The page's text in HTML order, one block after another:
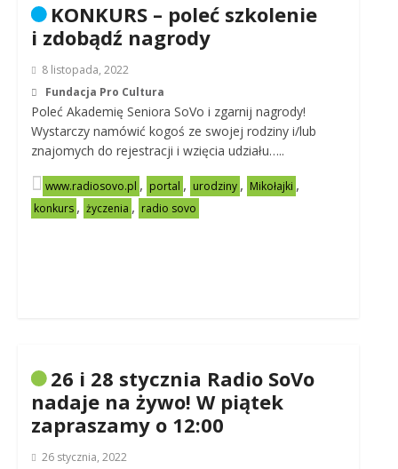
KONKURS – poleć szkolenie
i zdobądź nagrody
8 listopada, 2022
Fundacja Pro Cultura
Poleć Akademię Seniora SoVo i zgarnij nagrody!
Wystarczy namówić kogoś ze swojej rodziny i/lub
znajomych do rejestracji i wzięcia udziału…..
www.radiosovo.pl , portal , urodziny , Mikołajki ,
konkurs , życzenia , radio sovo
26 i 28 stycznia Radio SoVo
nadaje na żywo! W piątek
zapraszamy o 12:00
26 stycznia, 2022